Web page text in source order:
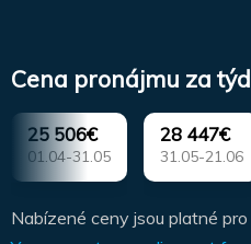
Cena pronájmu za
25 506€
01.04-31.05
28 447€
31.05-21.06
Nabízené ceny jsou platné